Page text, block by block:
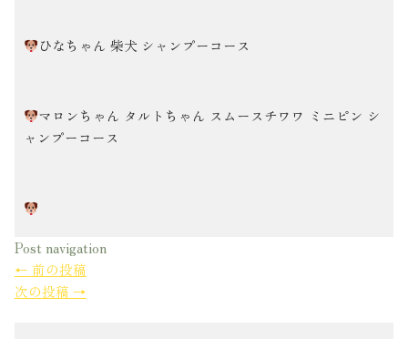
ひなちゃん 柴犬 シャンプーコース
マロンちゃん タルトちゃん スムースチワワ ミニピン シ
ャンプーコース
Post navigation
← 前の投稿
次の投稿 →